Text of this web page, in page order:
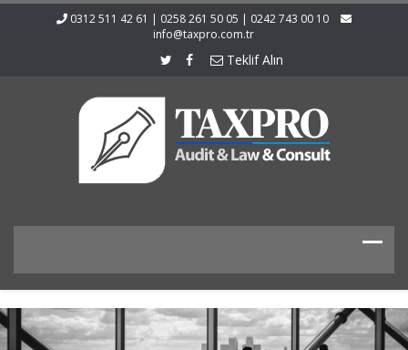
0312 511 42 61 | 0258 261 50 05 | 0242 743 00 10
info@taxpro.com.tr
Teklif Alın